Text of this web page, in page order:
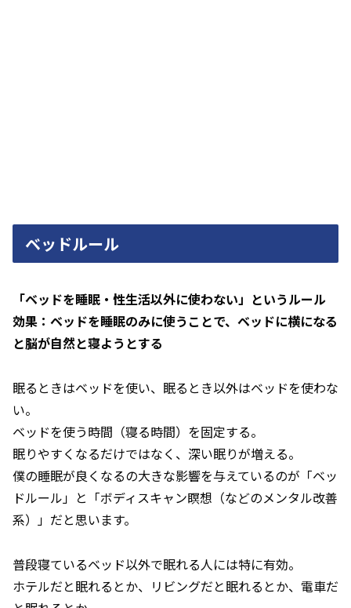
ベッドルール
「ベッドを睡眠・性生活以外に使わない」というルール
効果：ベッドを睡眠のみに使うことで、ベッドに横になる
と脳が自然と寝ようとする
眠るときはベッドを使い、眠るとき以外はベッドを使わな
い。
ベッドを使う時間（寝る時間）を固定する。
眠りやすくなるだけではなく、深い眠りが増える。
僕の睡眠が良くなるの大きな影響を与えているのが「ベッ
ドルール」と「ボディスキャン瞑想（などのメンタル改善
系）」だと思います。
普段寝ているベッド以外で眠れる人には特に有効。
ホテルだと眠れるとか、リビングだと眠れるとか、電車だ